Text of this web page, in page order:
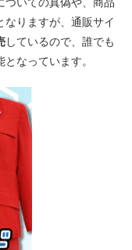
なりますが、通販サイ
しているので、誰でも
なっています。